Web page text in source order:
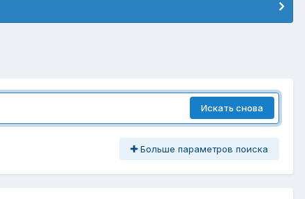
Искать снова
Больше параметров поиска